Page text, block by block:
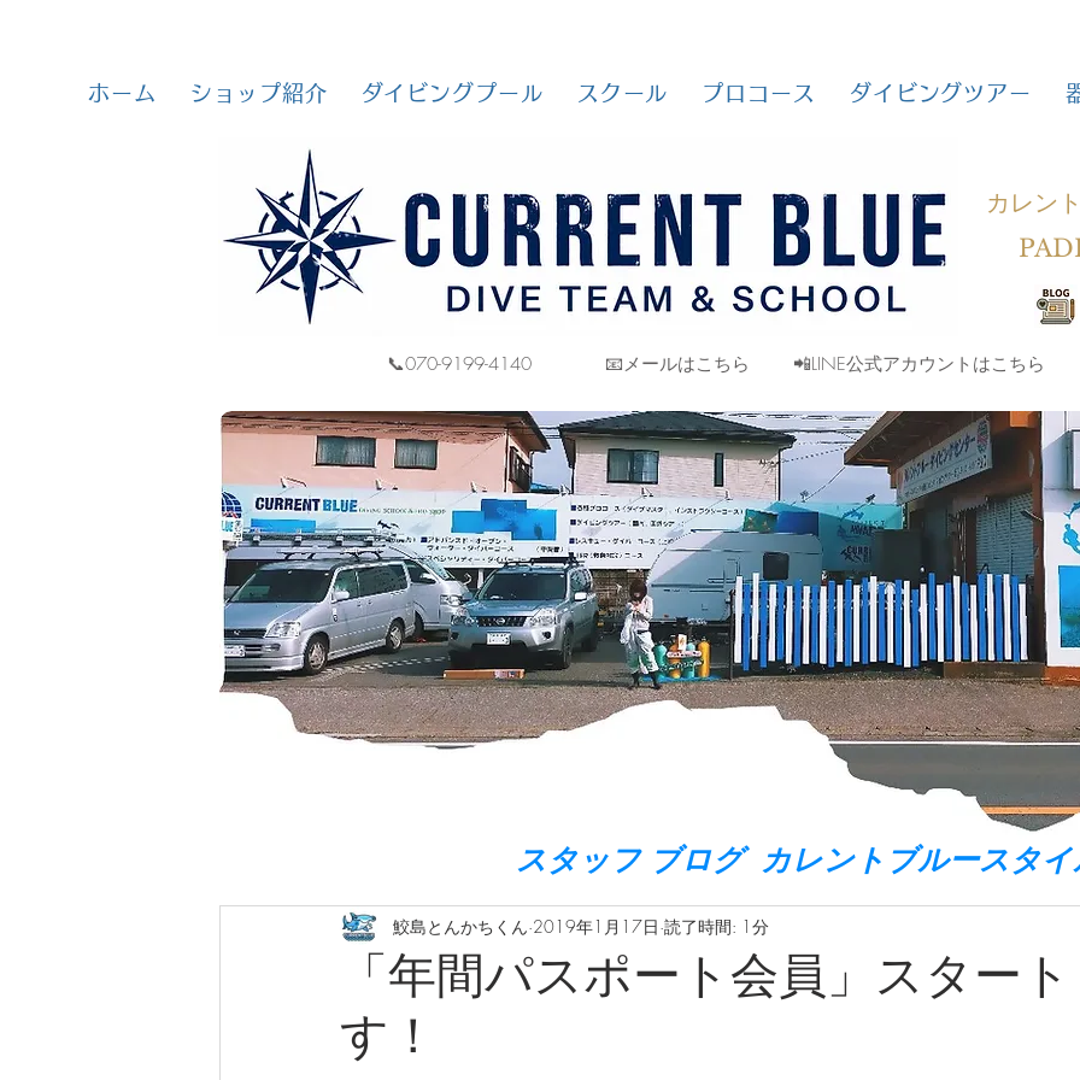
ホーム ショップ紹介 ダイビングプール スクール プロコース ダイビングツアー
カレン
📞070-9199-4140 📧メールはこちら 📲LINE公式アカウントはこちら
スタッフ ブログ カレントブルースタイ
「年間パスポート会員」スター
す！
鮫島とんかちくん 2019年1月17日 読了時間: 1分